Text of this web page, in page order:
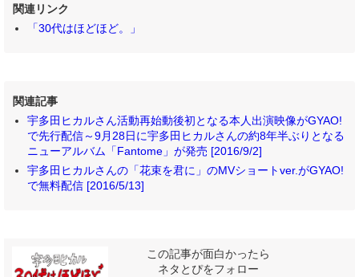
関連リンク
「30代はほどほど。」
関連記事
宇多田ヒカルさん活動再始動後初となる本人出演映像がGYAO!
で先行配信～9月28日に宇多田ヒカルさんの約8年半ぶりとなる
ニューアルバム「Fantome」が発売 [2016/9/2]
宇多田ヒカルさんの「花束を君に」のMVショートver.がGYAO!
で無料配信 [2016/5/13]
この記事が面白かったら
ネタとぴをフォロー